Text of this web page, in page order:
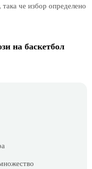
че избор определено
на баскетбол